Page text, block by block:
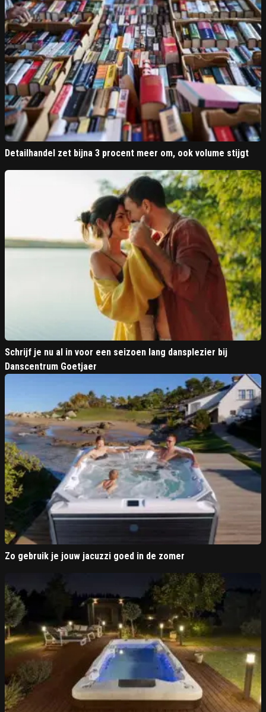
Detailhandel zet bijna 3 procent meer om, ook volume stijgt
Schrijf je nu al in voor een seizoen lang dansplezier bij
Danscentrum Goetjaer
Zo gebruik je jouw jacuzzi goed in de zomer